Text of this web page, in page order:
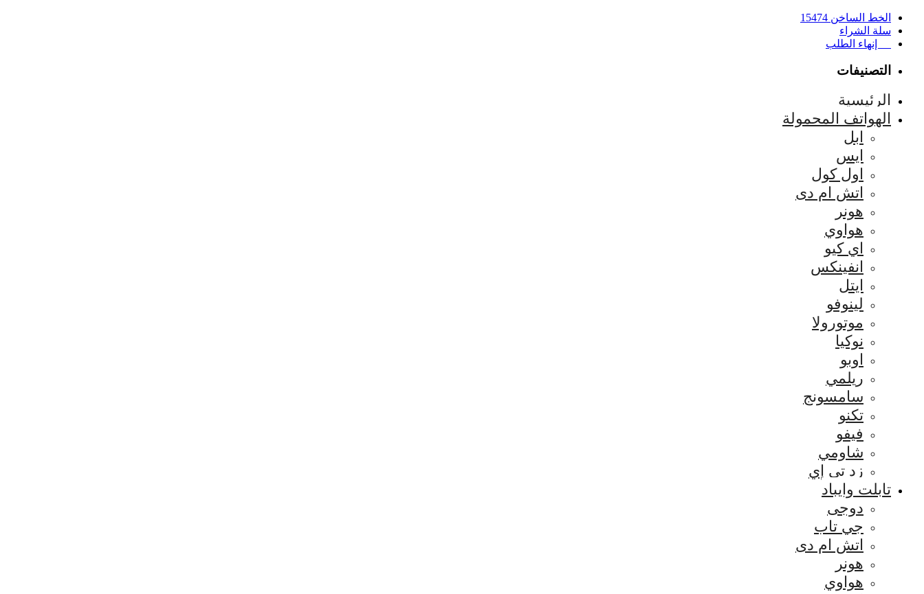
الخط الساخن 15474
سلة الشراء
إنهاء الطلب
التصنيفات
الرئيسية
الهواتف المحمولة
ابل
ايس
اول كول
اتش ام دى
هونر
هواوي
اي كيو
انفينكس
ايتل
لينوفو
موتورولا
نوكيا
اوبو
ريلمي
سامسونج
تكنو
فيفو
شاومي
زد تي إي
تابلت وايباد
دوجى
جي تاب
اتش ام دى
هونر
هواوي